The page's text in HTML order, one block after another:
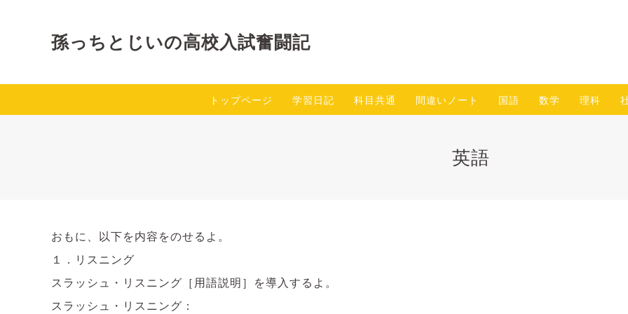
孫っちとじいの高校入試奮闘記
トップページ 学習日記 科目共通 間違いノート 国語 数学 理科
英語
おもに、以下を内容をのせるよ。
１．リスニング
スラッシュ・リスニング［用語説明］を導入するよ。
スラッシュ・リスニング：